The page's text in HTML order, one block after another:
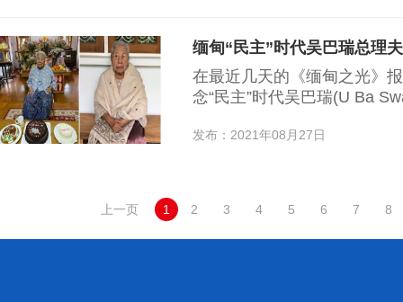
缅甸“民主”时代吴巴瑞总理
在最近几天的《缅甸之光》
念“民主”时代吴巴瑞(U Ba
最后一名硕果仅存的代表人
发布：2021年08月27日
上一页 1 2 3 4 5 6 7 8